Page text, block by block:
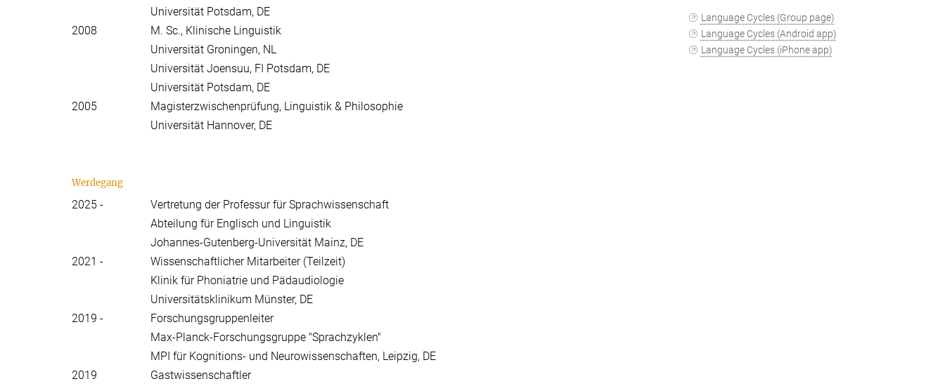
Universität Potsdam, DE
2008
M. Sc., Klinische Linguistik
Universität Groningen, NL
Universität Joensuu, FI Potsdam, DE
Universität Potsdam, DE
2005
Magisterzwischenprüfung, Linguistik & Philosophie
Universität Hannover, DE
Werdegang
2025 -
Vertretung der Professur für Sprachwissenschaft
Abteilung für Englisch und Linguistik
Johannes-Gutenberg-Universität Mainz, DE
2021 -
Wissenschaftlicher Mitarbeiter (Teilzeit)
Klinik für Phoniatrie und Pädaudiologie
Universitätsklinikum Münster, DE
2019 -
Forschungsgruppenleiter
Max-Planck-Forschungsgruppe "Sprachzyklen"
MPI für Kognitions- und Neurowissenschaften, Leipzig, DE
2019
Gastwissenschaftler
Language Cycles (Group page)
Language Cycles (Android app)
Language Cycles (iPhone app)